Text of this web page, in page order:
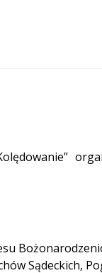
Sądeckich,